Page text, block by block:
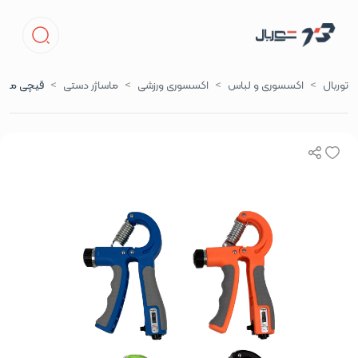
توربال اکسسوری و لباس اکسسوری ورزشی ماساژر دستی قیچی مچ